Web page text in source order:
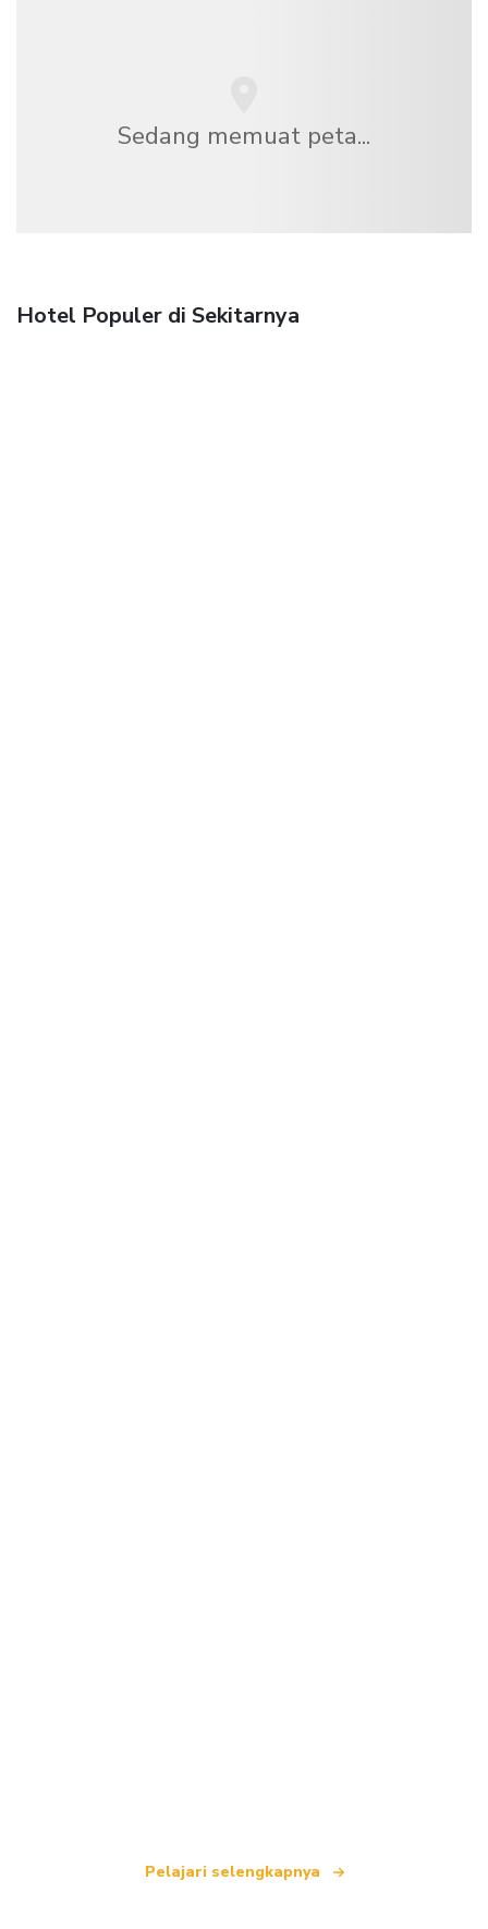
Sedang memuat peta...
Hotel Populer di Sekitarnya
Pelajari selengkapnya